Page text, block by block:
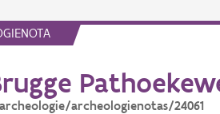
archeologienotas/24061